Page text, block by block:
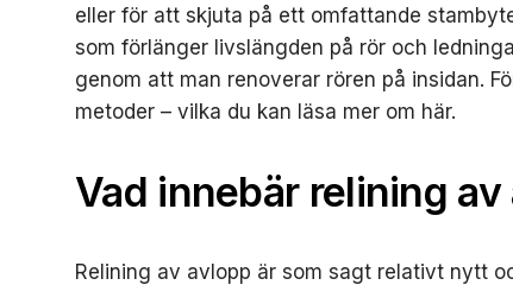
eller för att skjuta på ett omfattande
som förlänger livslängden på rör och
genom att man renoverar rören på insidan.
metoder – vilka du kan läsa mer om här.
Vad innebär relining av
Relining av avlopp är som sagt relativt nytt